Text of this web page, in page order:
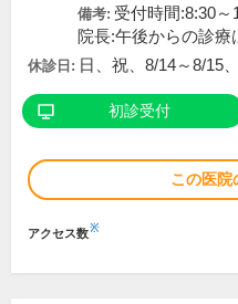
備考: 受付時間:8:30～
院長:午後からの診療
休診日: 日、祝、8/14～8/15
初診受付
この医院
アクセス数※